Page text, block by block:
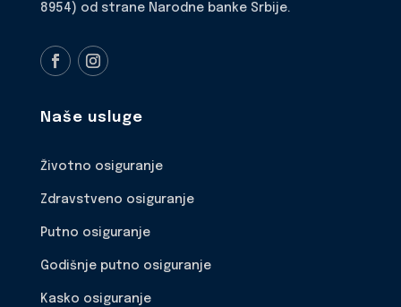
8954) od strane Narodne banke Srbije.
Naše usluge
Životno osiguranje
Zdravstveno osiguranje
Putno osiguranje
Godišnje putno osiguranje
Kasko osiguranje